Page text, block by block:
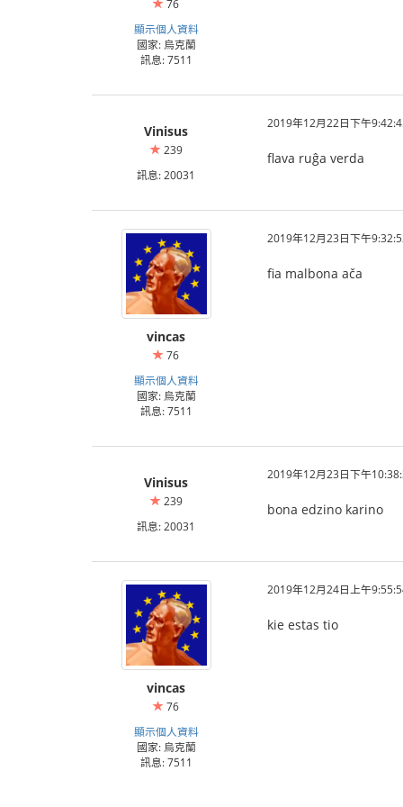
76
顯示個人資料
國家: 烏克蘭
訊息: 7511
Vinisus
239
訊息: 20031
2019年12月22日下午
flava ruĝa verda
vincas
76
顯示個人資料
國家: 烏克蘭
訊息: 7511
2019年12月23日下午
fia malbona ača
Vinisus
239
訊息: 20031
2019年12月23日下午
bona edzino karino
vincas
76
顯示個人資料
國家: 烏克蘭
訊息: 7511
2019年12月24日上午
kie estas tio